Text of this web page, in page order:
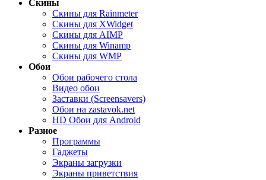
Скины
Скины для Rainmeter
Скины для XWidget
Скины для AIMP
Скины для Winamp
Скины для WMP
Обои
Обои рабочего стола
Видео обои
Заставки (Screensavers)
Обои на zastavok.net
HD Обои для Android
Разное
Программы
Гаджеты
Экраны загрузки
Экраны приветствия